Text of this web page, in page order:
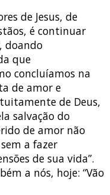
de Jesus, de
é continuar
doando
que
concluíamos na
de amor e
de Deus,
salvação do
de amor não
a fazer
de sua vida”.
a nós, hoje: “Vão